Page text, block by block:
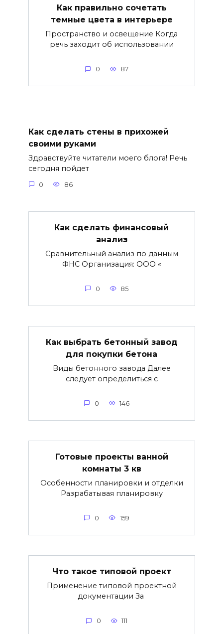
Как правильно сочетать
темные цвета в интерьере
Пространство и освещение Когда
речь заходит об использовании
0 87
Как сделать стены в прихожей
своими руками
Здравствуйте читатели моего блога! Речь
сегодня пойдет
0 86
Как сделать финансовый
анализ
Сравнительный анализ по данным
ФНС Организация: ООО «
0 85
Как выбрать бетонный завод
для покупки бетона
Виды бетонного завода Далее
следует определиться с
0 146
Готовые проекты ванной
комнаты 3 кв
Особенности планировки и отделки
Разрабатывая планировку
0 159
Что такое типовой проект
Применение типовой проектной
документации За
0 111